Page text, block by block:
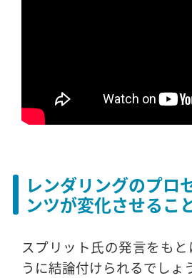
レンダリングのプロ
ンツが変化させるこ
スプリット氏の発言をも
うに結論付けられるでしょ